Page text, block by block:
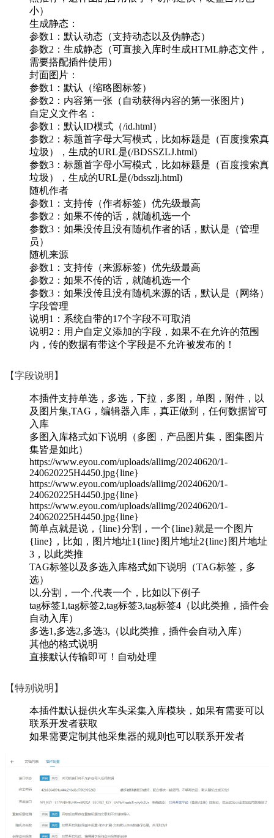
小）
生成静态：
参数1：默认动态（支持动态以及伪静态）
参数2：生成静态（可直接入库时生成HTML静态文件，
需要搭配插件使用）
封面图片：
参数1：默认（缩略图标签）
参数2：内容第一张（自动获得内容的第一张图片）
自定义文件名：
参数1：默认ID模式（/id.html）
参数2：标题首字母大写模式，比如标题是（百度搜索真
垃圾），生成的URL是(/BDSSZLJ.html)
参数3：标题首字母小写模式，比如标题是（百度搜索真
垃圾），生成的URL是(/bdsszlj.html)
随机作者
参数1：支持传（作者标签）优先级最高
参数2：如果不传的话，就随机选一个
参数3：如果没传且没有随机作者的话，默认是（管理
员）
随机来源
参数1：支持传（来源标签）优先级最高
参数2：如果不传的话，就随机选一个
参数3：如果没传且没有随机来源的话，默认是（网络）
字段管理
说明1：系统自带的17个字段不可取消
说明2：用户自定义添加的字段，如果不在允许的范围
内，传的数据有带这个字段是不允许被发布的！
【字段说明】
本插件支持单选，多选，下拉，多图，单图，附件，以
及图片集,TAG，编辑器入库，真正做到，任何数据皆可
入库
多图入库格式如下说明（多图，产品图片集，图集图片
集皆是如此）
https://www.eyou.com/uploads/allimg/20240620/1-
240620225H4450.jpg{line}
https://www.eyou.com/uploads/allimg/20240620/1-
240620225H4450.jpg{line}
https://www.eyou.com/uploads/allimg/20240620/1-
240620225H4450.jpg{line}
简单点就是说，{line}分割，一个{line}就是一个图片
{line}，比如，图片地址1{line}图片地址2{line}图片地址
3，以此类推
TAG标签以及多选入库格式如下说明（TAG标签，多
选）
以,分割，一个,代表一个，比如以下例子
tag标签1,tag标签2,tag标签3,tag标签4（以此类推，插件会
自动入库）
多选1,多选2,多选3,（以此类推，插件会自动入库）
其他的格式说明
直接默认传输即可！自动处理
【特别说明】
本插件默认提供火车头采集入库模块，如果有需要可以
联系开发者获取
如果需要定制其他采集器的规则也可以联系开发者